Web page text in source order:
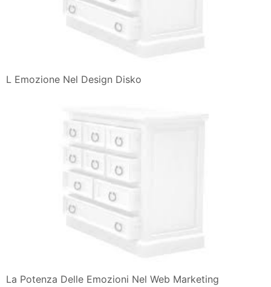
L Emozione Nel Design Disko
La Potenza Delle Emozioni Nel Web Marketing